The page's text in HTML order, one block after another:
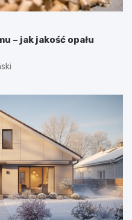
– jak jakość opału